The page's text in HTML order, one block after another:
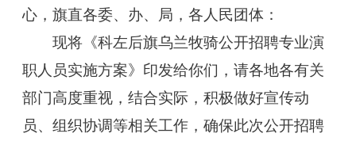
心，旗直各委、办、局，各人民团体：
现将《科左后旗乌兰牧骑公开招聘专业演
职人员实施方案》印发给你们，请各地各有关
部门高度重视，结合实际，积极做好宣传动
员、组织协调等相关工作，确保此次公开招聘